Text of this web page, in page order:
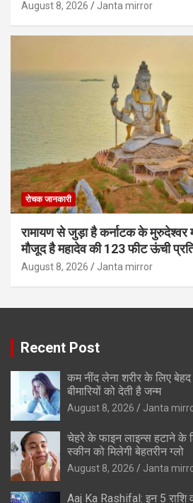
August 8, 2026 Janta mirror
रोचक जानकारी
रामायण से जुड़ा है कर्नाटक के मुरुदेश्वर
मौजूद है महादेव की 123 फीट ऊंची
August 8, 2026 Janta mirror
Recent Post
कम नींद लेना शरीर के लिए
बीमारियों को देती है जन्म
August 8, 2026 Janta
चेहरे के फाइन लाइन्स हटाने के
स्कीन को मिलेगी बेहतरीन ग्लो
August 8, 2026 Janta
Aaj Ka Rashifal: इन 5 राशि